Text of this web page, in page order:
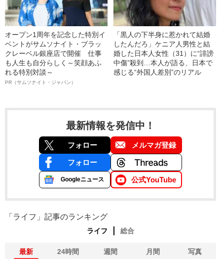
オープン1周年を記念した特別イ
ベントがサムソナイト・ブラッ
クレーベル銀座店で開催 仕事
も人生も自分らしく～笑顔あふ
れる特別対談～
PR（サムソナイト・ジャパン）
「黒人の下半身に惹かれて結婚
したんだろ」ケニア人男性と結
婚した日本人女性（31）に“誹謗
中傷”殺到…本人が語る、日本で
感じる“外国人差別”のリアル
最新情報を発信中！
フォロー メルマガ登録
フォロー
Googleニュース 公式YouTube
「ライフ」記事のランキング
ライフ 総合
最新 24時間 週間 月間 写真